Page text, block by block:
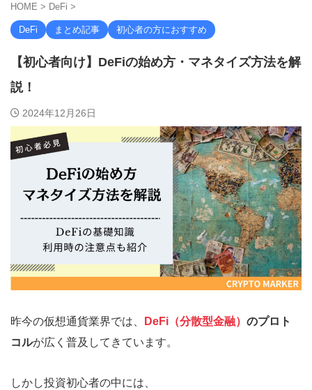
HOME > DeFi >
DeFi まとめ記事 初心者の方におすすめ
【初心者向け】DeFiの始め方・マネタイズ方法を解
説！
2024年12月26日
昨今の仮想通貨業界では、 DeFi（分散型金融） のプロト
コルが広く普及してきています。
しかし投資初心者の中には、